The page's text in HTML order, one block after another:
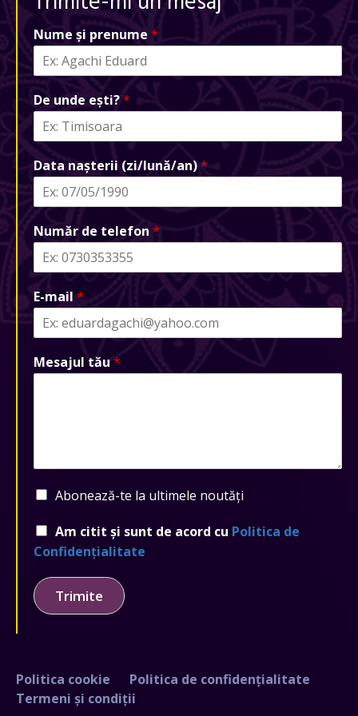
Nume și prenume *
De unde ești?*
Data nașterii (zi/lună/an)*
Număr de telefon *
E-mail *
Mesajul tău*
Abonează-te la ultimele noutăți
Am citit și sunt de acord cu Politica de
Confidențialitate
Trimite
Politica cookie
Politica de confidențialitate
Termeni și condiții